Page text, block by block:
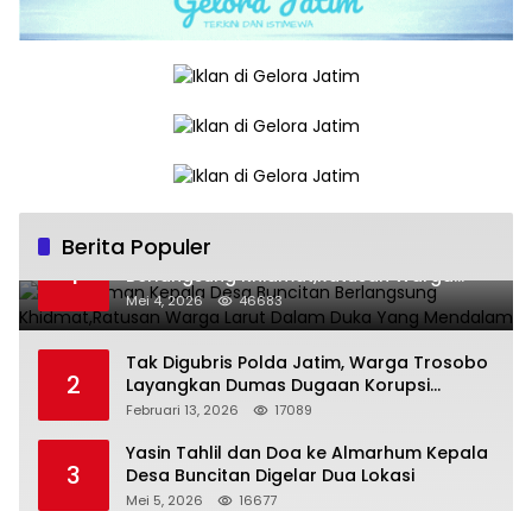
Berita Populer
1
Pemakaman Kepala Desa Buncitan
Berlangsung Khidmat,Ratusan Warga
Larut Dalam Duka Yang Mendalam
Mei 4, 2026 46683
2
Tak Digubris Polda Jatim, Warga Trosobo
Layangkan Dumas Dugaan Korupsi
Oknum DPRD Sidoarjo ke Kapolri
Februari 13, 2026 17089
3
Yasin Tahlil dan Doa ke Almarhum Kepala
Desa Buncitan Digelar Dua Lokasi
Mei 5, 2026 16677